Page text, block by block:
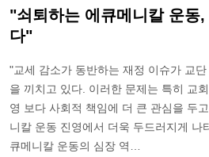
"쇠퇴하는 에큐메니칼 운동
다"
"교세 감소가 동반하는 재정 이슈가 교
을 끼치고 있다. 이러한 문제는 특히 교
영 보다 사회적 책임에 더 큰 관심을 두
니칼 운동 진영에서 더욱 두드러지게 나
큐메니칼 운동의 심장 역…